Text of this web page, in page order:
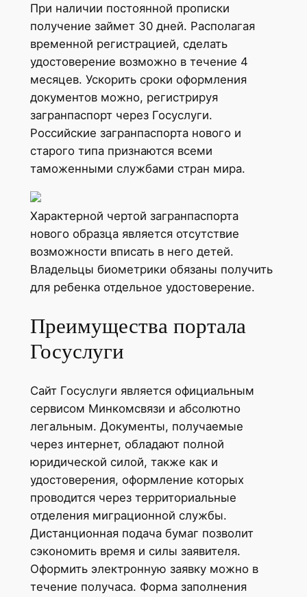
При наличии постоянной прописки
получение займет 30 дней. Располагая
временной регистрацией, сделать
удостоверение возможно в течение 4
месяцев. Ускорить сроки оформления
документов можно, регистрируя
загранпаспорт через Госуслуги.
Российские загранпаспорта нового и
старого типа признаются всеми
таможенными службами стран мира.
Характерной чертой загранпаспорта
нового образца является отсутствие
возможности вписать в него детей.
Владельцы биометрики обязаны получить
для ребенка отдельное удостоверение.
Преимущества портала
Госуслуги
Сайт Госуслуги является официальным
сервисом Минкомсвязи и абсолютно
легальным. Документы, получаемые
через интернет, обладают полной
юридической силой, также как и
удостоверения, оформление которых
проводится через территориальные
отделения миграционной службы.
Дистанционная подача бумаг позволит
сэкономить время и силы заявителя.
Оформить электронную заявку можно в
течение получаса. Форма заполнения